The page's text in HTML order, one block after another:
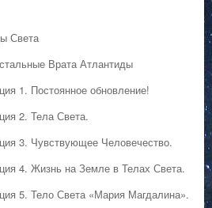
Света
Врата Атлантиды
1. Постоянное обновление!
2. Тела Света.
3. Чувствующее Человечество.
4. Жизнь на Земле в Телах Света.
5. Тело Света «Мария Магдалина».